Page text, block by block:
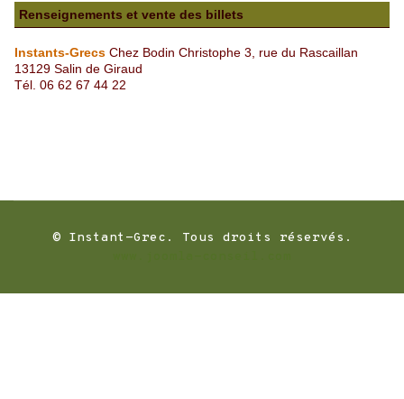
Renseignements et vente des billets
Instants-Grecs Chez Bodin Christophe 3, rue du Rascaillan
13129 Salin de Giraud
Tél. 06 62 67 44 22
© Instant-Grec. Tous droits réservés.